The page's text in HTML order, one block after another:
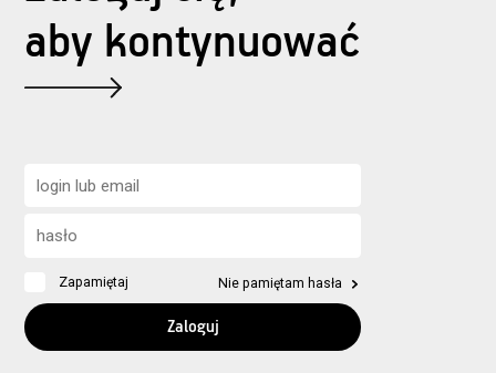
aby kontynuować
Zapamiętaj Nie pamiętam hasła